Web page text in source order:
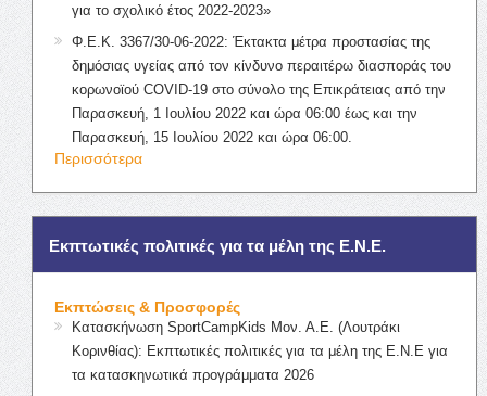
για το σχολικό έτος 2022-2023»
Φ.Ε.Κ. 3367/30-06-2022: Έκτακτα μέτρα προστασίας της
δημόσιας υγείας από τον κίνδυνο περαιτέρω διασποράς του
κορωνοϊού COVID-19 στο σύνολο της Επικράτειας από την
Παρασκευή, 1 Ιουλίου 2022 και ώρα 06:00 έως και την
Παρασκευή, 15 Ιουλίου 2022 και ώρα 06:00.
Περισσότερα
Εκπτωτικές πολιτικές για τα μέλη της Ε.Ν.Ε.
Εκπτώσεις & Προσφορές
Κατασκήνωση SportCampKids Μον. Α.Ε. (Λουτράκι
Κορινθίας): Εκπτωτικές πολιτικές για τα μέλη της Ε.Ν.Ε για
τα κατασκηνωτικά προγράμματα 2026